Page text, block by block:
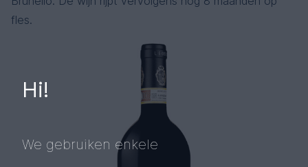
fles.
Hi!
We gebruiken enkele